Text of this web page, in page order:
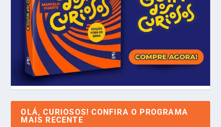
OLÁ, CURIOSOS! CONFIRA O PROGRAMA
MAIS RECENTE